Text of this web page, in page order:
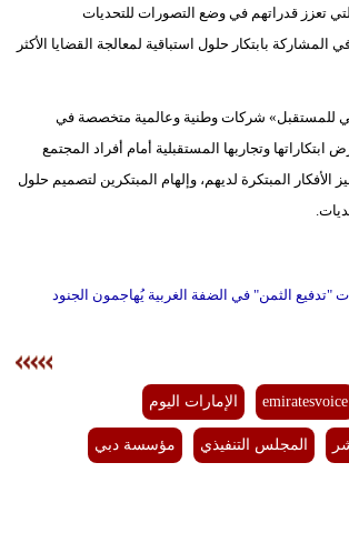
تعزز قدراتهم في وضع التصورات للتحديات
المشاركة بابتكار حلول استباقية لمعالجة القضايا الأكثر
للمستقبل» شركات وطنية وعالمية متخصصة في
ابتكاراتها وتجاربها المستقبلية أمام أفراد المجتمع
الأفكار المبتكرة لديهم، وإلهام المبتكرين لتصميم حلول
الثمن" في الضفة الغربية يُهاجمون الجنود
emiratesvoice الإمارات اليوم
المجلس التنفيذي مؤسسة دبي